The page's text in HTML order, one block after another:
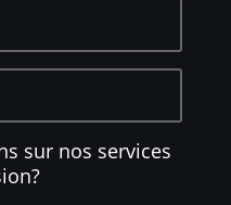
sur nos services